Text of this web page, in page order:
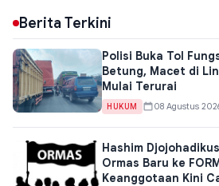
Berita Terkini
Polisi Buka Tol
Betung, Macet di
Mulai Terurai
HUKUM 08 Agustus
Hashim
Ormas Baru ke
Keanggotaan Kini